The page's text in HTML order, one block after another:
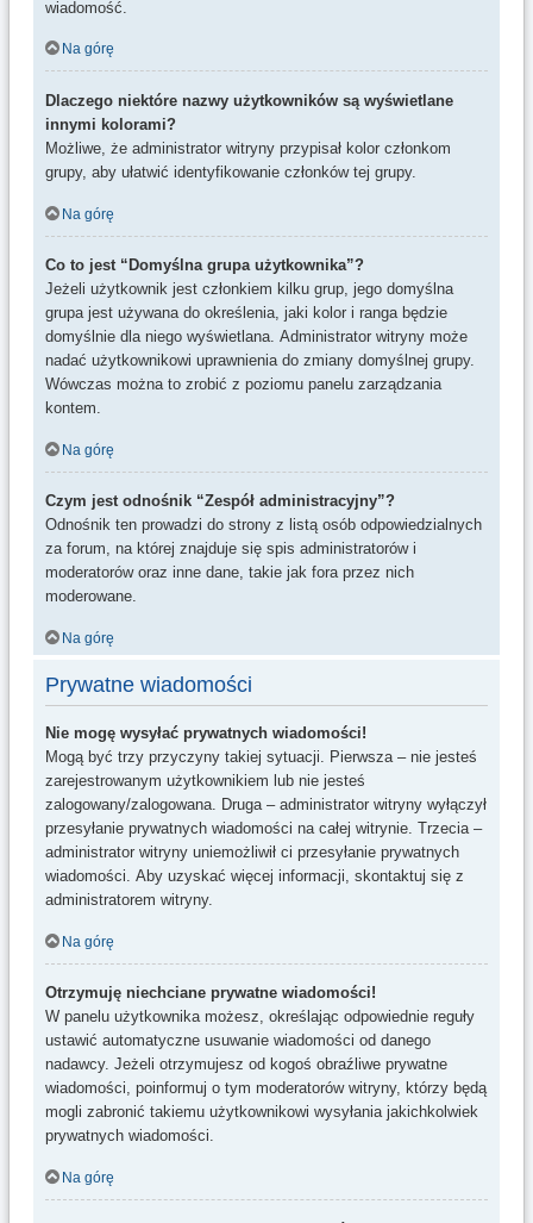
wiadomość.
Na górę
Dlaczego niektóre nazwy użytkowników są wyświetlane
innymi kolorami?
Możliwe, że administrator witryny przypisał kolor członkom
grupy, aby ułatwić identyfikowanie członków tej grupy.
Na górę
Co to jest “Domyślna grupa użytkownika”?
Jeżeli użytkownik jest członkiem kilku grup, jego domyślna
grupa jest używana do określenia, jaki kolor i ranga będzie
domyślnie dla niego wyświetlana. Administrator witryny może
nadać użytkownikowi uprawnienia do zmiany domyślnej grupy.
Wówczas można to zrobić z poziomu panelu zarządzania
kontem.
Na górę
Czym jest odnośnik “Zespół administracyjny”?
Odnośnik ten prowadzi do strony z listą osób odpowiedzialnych
za forum, na której znajduje się spis administratorów i
moderatorów oraz inne dane, takie jak fora przez nich
moderowane.
Na górę
Prywatne wiadomości
Nie mogę wysyłać prywatnych wiadomości!
Mogą być trzy przyczyny takiej sytuacji. Pierwsza – nie jesteś
zarejestrowanym użytkownikiem lub nie jesteś
zalogowany/zalogowana. Druga – administrator witryny wyłączył
przesyłanie prywatnych wiadomości na całej witrynie. Trzecia –
administrator witryny uniemożliwił ci przesyłanie prywatnych
wiadomości. Aby uzyskać więcej informacji, skontaktuj się z
administratorem witryny.
Na górę
Otrzymuję niechciane prywatne wiadomości!
W panelu użytkownika możesz, określając odpowiednie reguły
ustawić automatyczne usuwanie wiadomości od danego
nadawcy. Jeżeli otrzymujesz od kogoś obraźliwe prywatne
wiadomości, poinformuj o tym moderatorów witryny, którzy będą
mogli zabronić takiemu użytkownikowi wysyłania jakichkolwiek
prywatnych wiadomości.
Na górę